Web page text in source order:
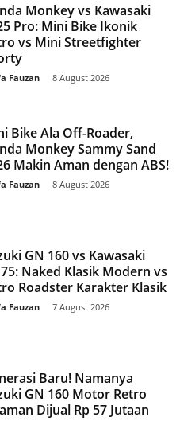
Monkey vs Kawasaki
Pro: Mini Bike Ikonik
vs Mini Streetfighter
Fauzan 8 August 2026
Bike Ala Off-Roader,
Monkey Sammy Sand
Makin Aman dengan ABS!
Fauzan 8 August 2026
GN 160 vs Kawasaki
Naked Klasik Modern vs
Roadster Karakter Klasik
Fauzan 7 August 2026
Baru! Namanya
GN 160 Motor Retro
Dijual Rp 57 Jutaan